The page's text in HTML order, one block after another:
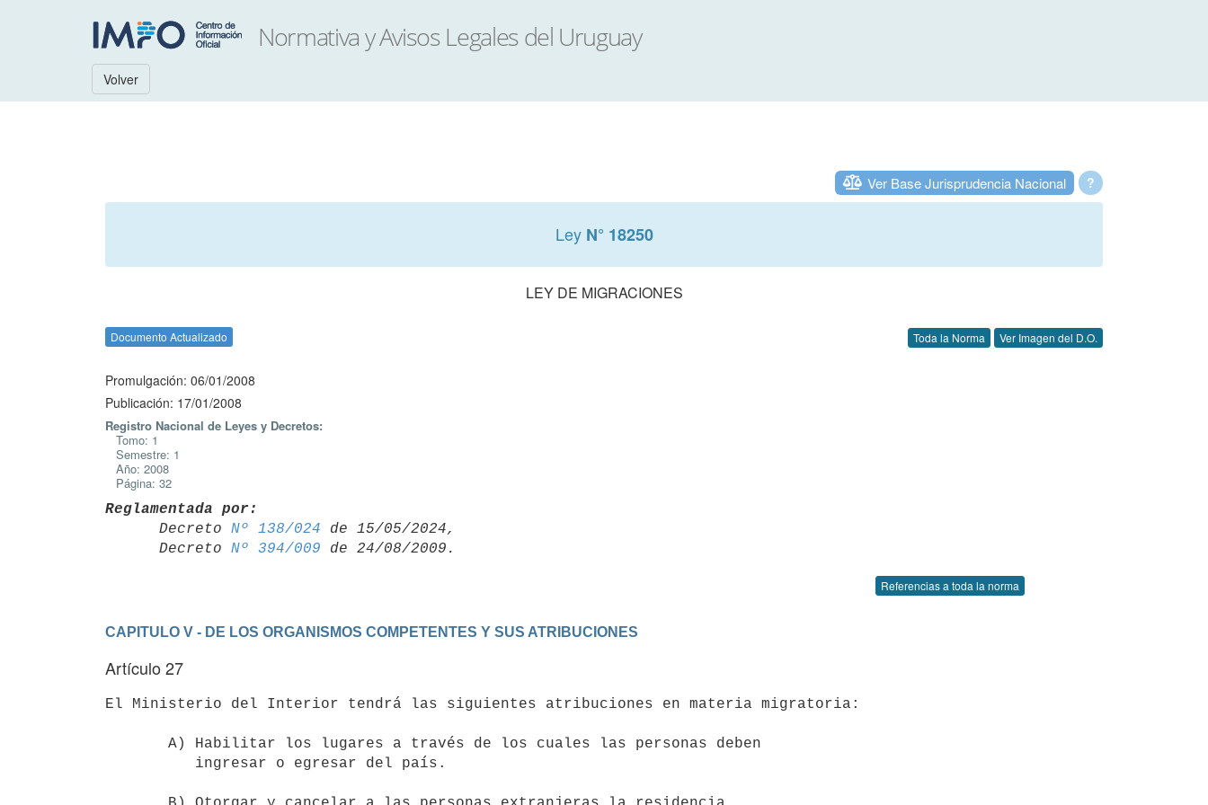
Volver
?
Ver Base Jurisprudencia Nacional
Ley N° 18250
LEY DE MIGRACIONES
Documento Actualizado Toda la Norma Ver Imagen del D.O.
Promulgación: 06/01/2008
Publicación: 17/01/2008
Registro Nacional de Leyes y Decretos:
Tomo: 1
Semestre: 1
Año: 2008
Página: 32
Reglamentada por:
Decreto Nº 138/024 de 15/05/2024,
      Decreto
Nº 394/009
Referencias a toda la norma
CAPITULO V - DE LOS ORGANISMOS COMPETENTES Y SUS ATRIBUCIONES
Artículo 27
El Ministerio del Interior tendrá las siguientes atribuciones en materia migratoria: